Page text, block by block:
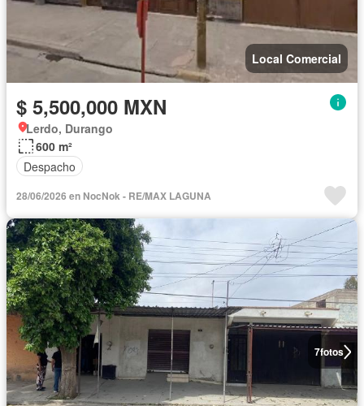
Local Comercial
$ 5,500,000 MXN
Lerdo, Durango
600 m²
Despacho
28/06/2026 en NocNok - RE/MAX LAGUNA
7fotos